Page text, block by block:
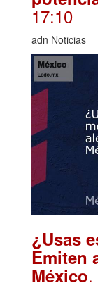
17:10
adn Noticias
¿Usas
Emiten
México